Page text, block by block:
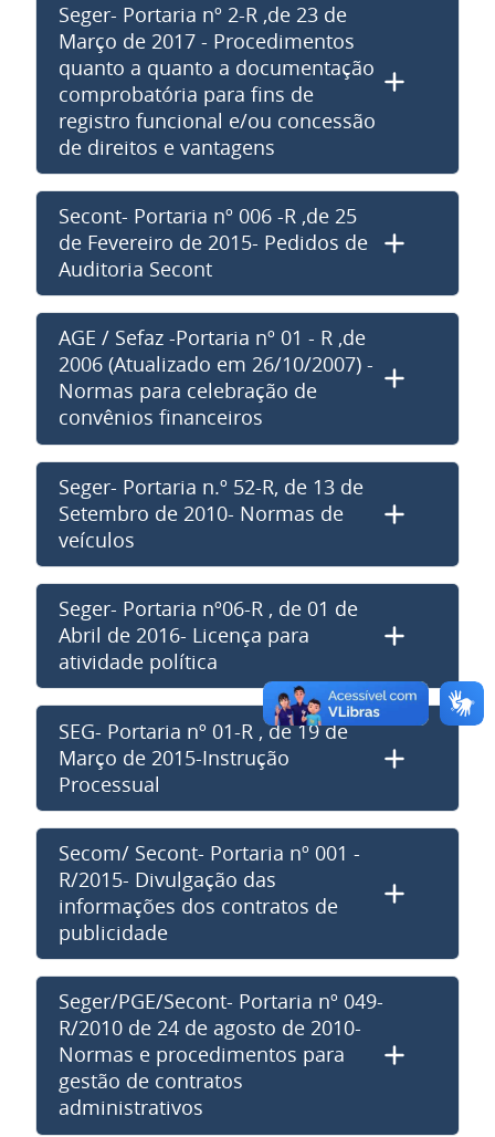
Seger- Portaria nº 2-R ,de 23 de
Março de 2017 - Procedimentos
quanto a quanto a documentação
comprobatória para fins de
registro funcional e/ou concessão
de direitos e vantagens
Secont- Portaria nº 006 -R ,de 25
de Fevereiro de 2015- Pedidos de
Auditoria Secont
AGE / Sefaz -Portaria nº 01 - R ,de
2006 (Atualizado em 26/10/2007) -
Normas para celebração de
convênios financeiros
Seger- Portaria n.º 52-R, de 13 de
Setembro de 2010- Normas de
veículos
Seger- Portaria nº06-R , de 01 de
Abril de 2016- Licença para
atividade política
SEG- Portaria nº 01-R , de 19 de
Março de 2015-Instrução
Processual
Secom/ Secont- Portaria nº 001 -
R/2015- Divulgação das
informações dos contratos de
publicidade
Seger/PGE/Secont- Portaria nº 049-
R/2010 de 24 de agosto de 2010-
Normas e procedimentos para
gestão de contratos
administrativos